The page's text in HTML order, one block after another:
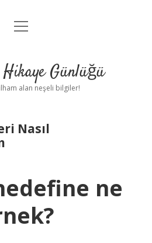
Anasayfa
Yasal Uyarı
menüyü
Hikaye Günlüğü
alan neşeli bilgiler!
Nasıl
ne